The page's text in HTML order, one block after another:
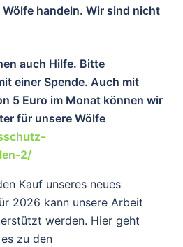
handeln. Wir sind nicht
auch Hilfe. Bitte
einer Spende. Auch mit
5 Euro im Monat können wir
ter für unsere Wölfe
2/
Kauf unseres neues
2026 kann unsere Arbeit
werden. Hier geht
es zu den